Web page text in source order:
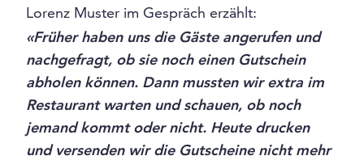
Lorenz Muster im Gespräch erzählt:
«Früher haben uns die Gäste angerufen und
nachgefragt, ob sie noch einen Gutschein
abholen können. Dann mussten wir extra im
Restaurant warten und schauen, ob noch
jemand kommt oder nicht. Heute drucken
und versenden wir die Gutscheine nicht mehr